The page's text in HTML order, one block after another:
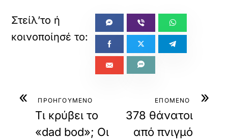
« ΠΡΟΗΓΟΥΜΕΝΟ
Τι κρύβει το
«dad bod»; Οι
»
ΕΠΟΜΕΝΟ
378 θάνατοι
από πνιγμό